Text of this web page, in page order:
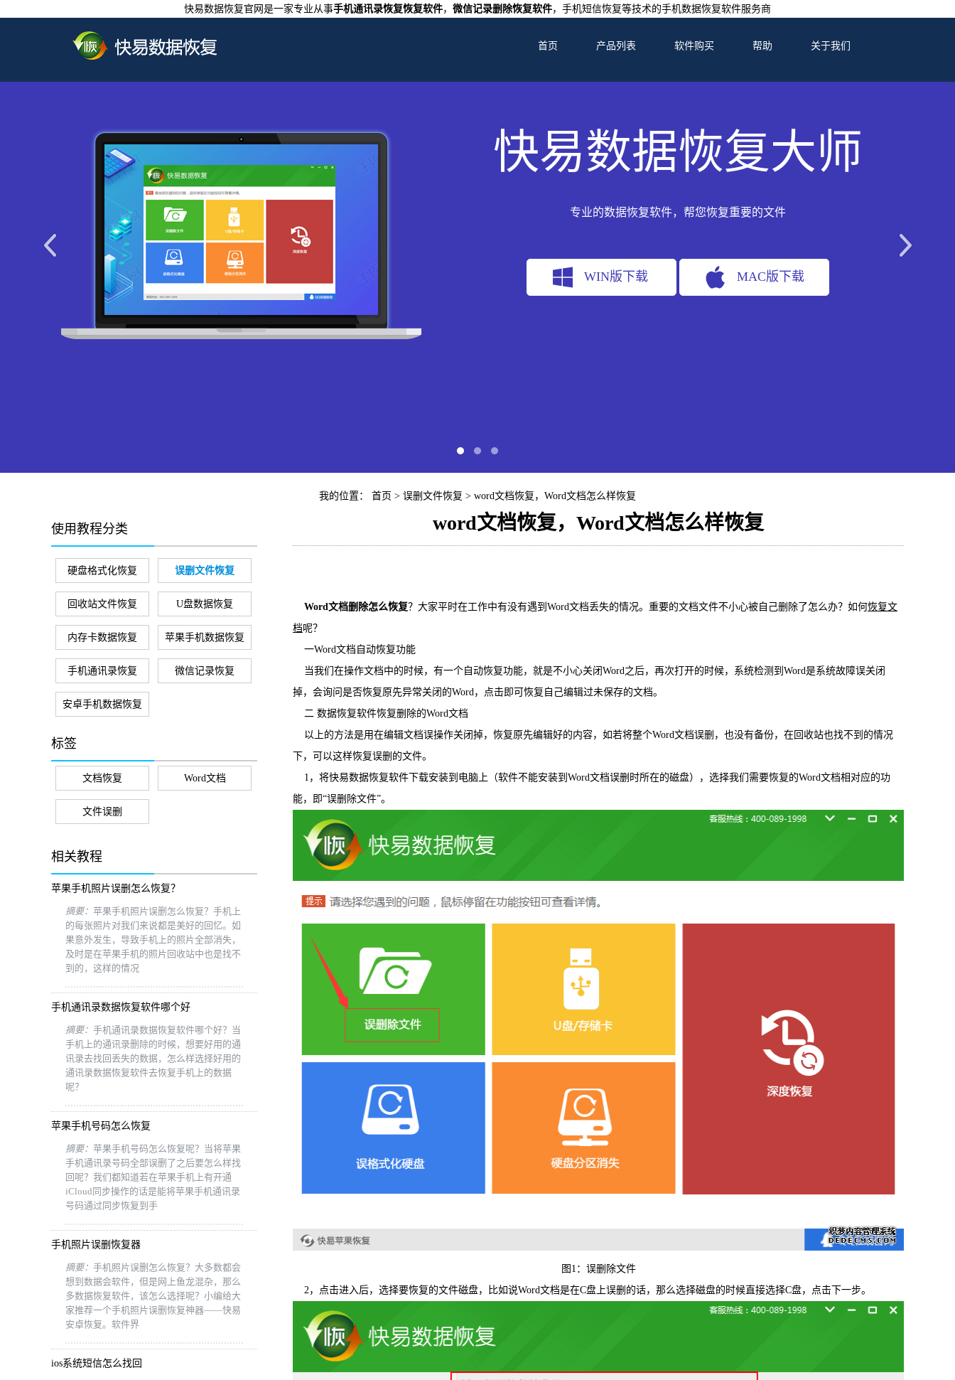
快易数据恢复官网是一家专业从事手机通讯录恢复恢复软件， 微信记录删除恢复软件，手机短信恢复等技术的手机数据恢复软件服务商
首页 产品列表 软件购买 帮助 关于我们
快易数据恢复大师
专业的数据恢复软件，帮您恢复重要的文件
WIN版下载 MAC版下载
快易苹果恢复大师
iPhone/iPad数据轻松恢复
WIN版下载 MAC版下载
快易安卓恢复大师
可恢复微信，通话记录等各种手机资料
WIN版下载 MAC版下载
我的位置： 首页 > 误删文件恢复 > word文档恢复，Word文档怎么样恢复
使用教程分类
硬盘格式化恢复 误删文件恢复
回收站文件恢复 U盘数据恢复
内存卡数据恢复 苹果手机数据恢复
手机通讯录恢复 微信记录恢复
安卓手机数据恢复
标签
文档恢复 Word文档
文件误删
相关教程
苹果手机照片误删怎么恢复？
摘要： 苹果手机照片误删怎么恢复？手机上
的每张照片对我们来说都是美好的回忆。如
果意外发生，导致手机上的照片全部消失，
及时是在苹果手机的照片回收站中也是找不
到的，这样的情况
手机通讯录数据恢复软件哪个好
摘要： 手机通讯录数据恢复软件哪个好？当
手机上的通讯录删除的时候，想要好用的通
讯录去找回丢失的数据，怎么样选择好用的
通讯录数据恢复软件去恢复手机上的数据
呢？
苹果手机号码怎么恢复
摘要： 苹果手机号码怎么恢复呢？当将苹果
手机通讯录号码全部误删了之后要怎么样找
回呢？我们都知道若在苹果手机上有开通
iCloud同步操作的话是能将苹果手机通讯录
号码通过同步恢复到手
手机照片误删恢复器
摘要： 手机照片误删怎么恢复？大多数都会
想到数据会软件，但是网上鱼龙混杂，那么
多数据恢复软件，该怎么选择呢？小编给大
家推荐一个手机照片误删恢复神器——快易
安卓恢复。软件界
ios系统短信怎么找回
word文档恢复，Word文档怎么样恢复
Word文档删除怎么恢复？大家平时在工作中有没有遇到Word文档丢失的情况。重要的文档文件不小心被自己删除了怎么办？如何恢复文
档呢？
一Word文档自动恢复功能
当我们在操作文档中的时候，有一个自动恢复功能，就是不小心关闭Word之后，再次打开的时候，系统检测到Word是系统故障误关闭
掉，会询问是否恢复原先异常关闭的Word，点击即可恢复自己编辑过未保存的文档。
二 数据恢复软件恢复删除的Word文档
以上的方法是用在编辑文档误操作关闭掉，恢复原先编辑好的内容，如若将整个Word文档误删，也没有备份，在回收站也找不到的情况
下，可以这样恢复误删的文件。
1，将快易数据恢复软件下载安装到电脑上（软件不能安装到Word文档误删时所在的磁盘），选择我们需要恢复的Word文档相对应的功
能，即“误删除文件”。
图1：误删除文件
2，点击进入后，选择要恢复的文件磁盘，比如说Word文档是在C盘上误删的话，那么选择磁盘的时候直接选择C盘，点击下一步。